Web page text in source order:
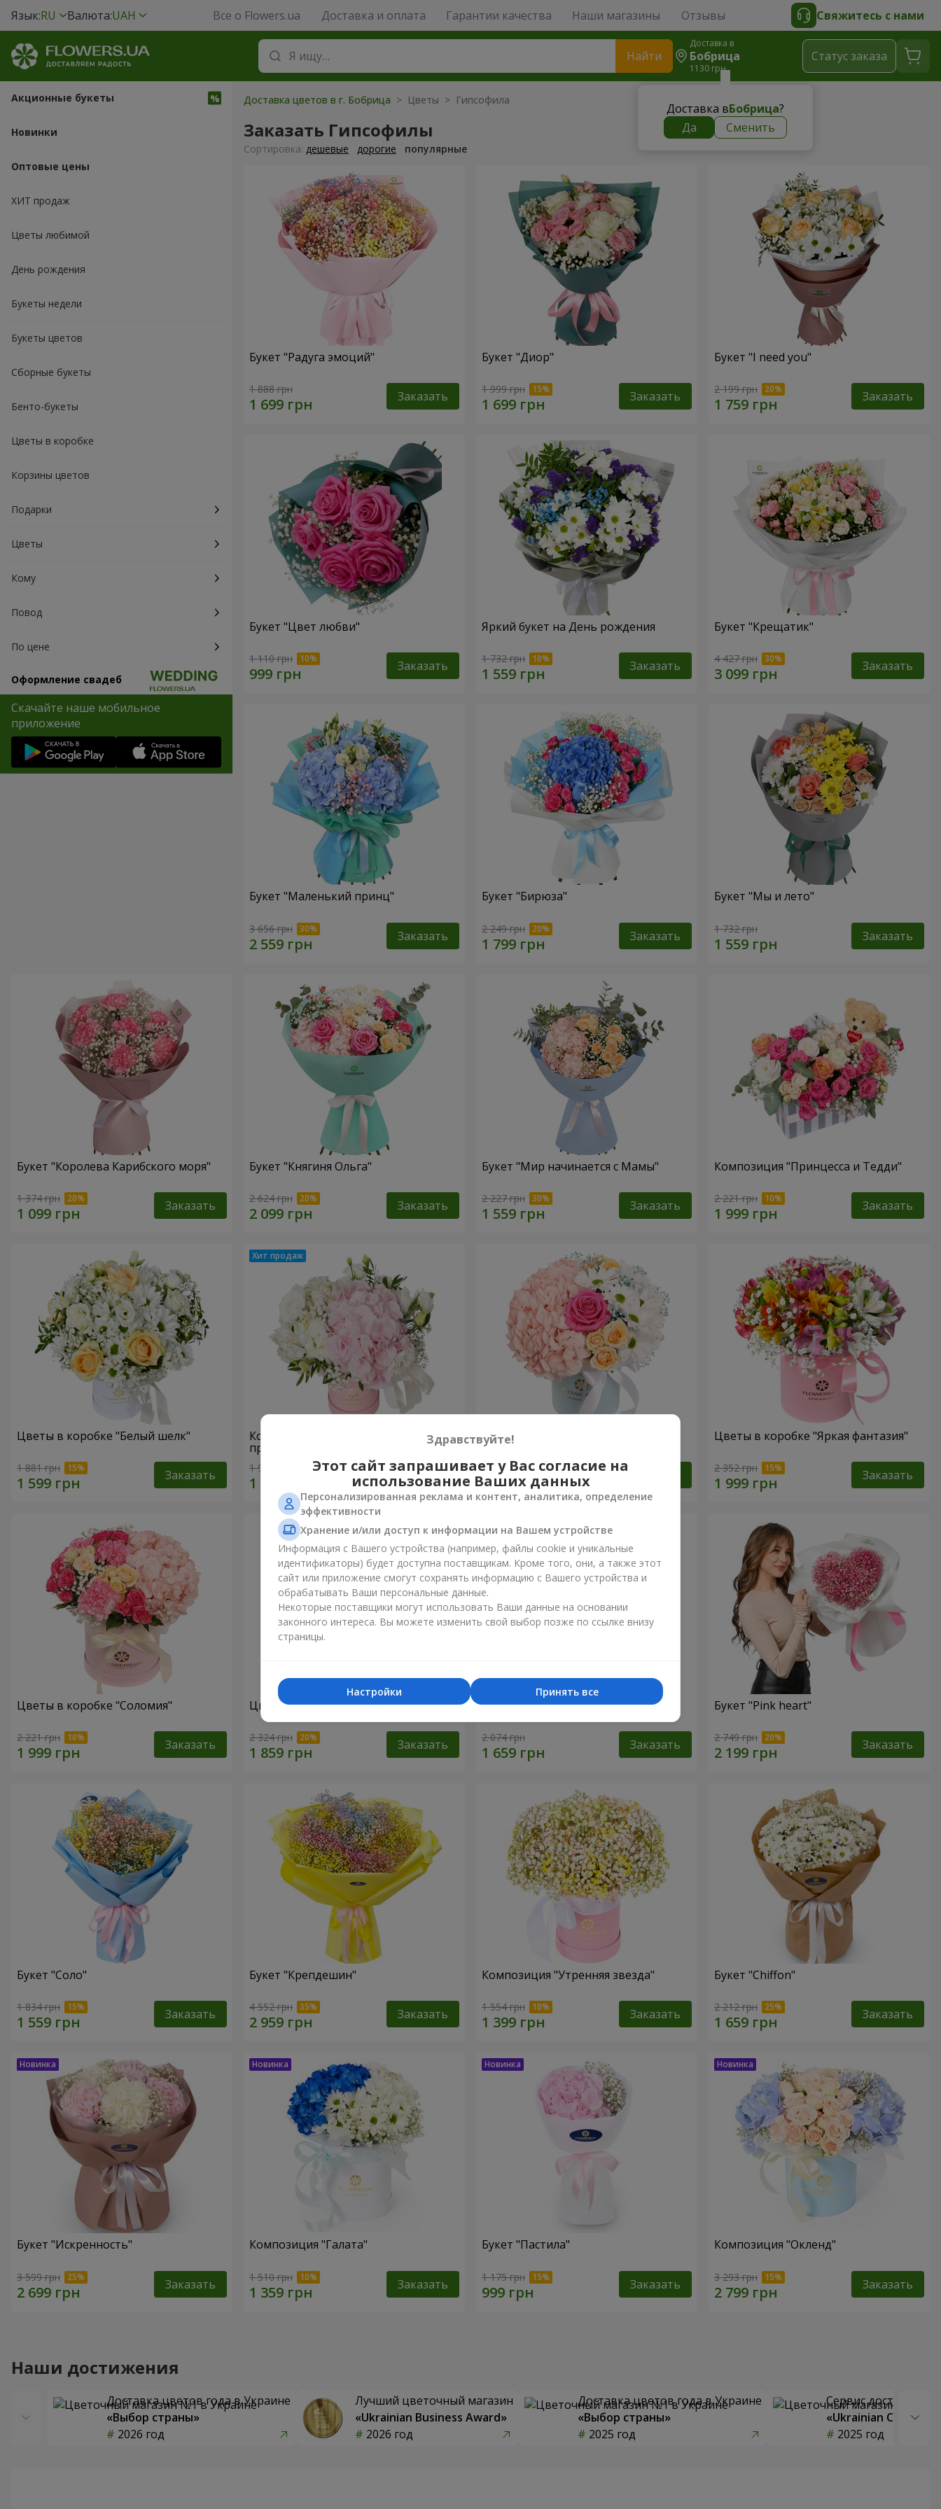
Язык:RU Валюта:UAH Все о Flowers.ua Доставка и оплата Гарантии качества Наши магазины Отзывы Свяжитесь с нами
Найти
Доставка в
Бобрица
1130 грн
Доставка вБобрица?
Да
Сменить
Cтатус заказа
Акционные букеты
Новинки
Оптовые цены
ХИТ продаж
Цветы любимой
День рождения
Букеты недели
Букеты цветов
Сборные букеты
Бенто-букеты
Цветы в коробке
Корзины цветов
Подарки
Цветы
Кому
Повод
По цене
Оформление свадеб
Скачайте наше мобильное
приложение
Доставка цветов в г. Бобрица > Цветы > Гипсофила
Заказать Гипсофилы
Cортировка: дешевые дорогие популярные
Букет "Радуга эмоций"
1 888 грн Заказать
Букет "Диор"
1 999 грн Заказать
Букет "I need you"
2 199 грн Заказать
Букет "Цвет любви"
1 110 грн Заказать
Яркий букет на День рождения
1 732 грн Заказать
Букет "Крещатик"
4 427 грн Заказать
Букет "Маленький принц"
3 656 грн Заказать
Букет "Бирюза"
2 249 грн Заказать
Букет "Мы и лето"
1 732 грн Заказать
Букет "Королева Карибского моря"
1 374 грн Заказать
Букет "Княгиня Ольга"
2 624 грн Заказать
Букет "Мир начинается с Мамы"
2 227 грн Заказать
Композиция "Принцесса и Тедди"
2 221 грн Заказать
Цветы в коробке "Белый шелк"
1 881 грн Заказать
Композиция "Нежное
прикосновение"
1 954 грн Заказать
Цветы в коробке "Счастья не
избежать"
1 716 грн
Цветы в коробке "Яркая фантазия"
2 352 грн Заказать
Цветы в коробке "Соломия"
2 221 грн Заказать
Цветы в коробке "Помпадур"
2 324 грн Заказать
Корзина "Ангелочек"
2 074 грн Заказать
Букет "Pink heart"
2 749 грн Заказать
Букет "Соло"
1 834 грн Заказать
Букет "Крепдешин"
4 552 грн Заказать
Композиция "Утренняя звезда"
1 554 грн Заказать
Букет "Chiffon"
2 212 грн Заказать
Букет "Искренность"
3 599 грн Заказать
Композиция "Галата"
1 510 грн Заказать
Букет "Пастила"
1 175 грн Заказать
Композиция "Окленд"
3 293 грн Заказать
Наши достижения
Доставка цветов года в Украине
«Выбор страны»
2026 год
Лучший цветочный магазин
«Ukrainian Business Award»
2026 год
Доставка цветов года в Украине
«Выбор страны»
2025 год
Сервис доставки
«Ukrainian Choice»
2025 год
Здравствуйте!
Этот сайт запрашивает у Вас согласие на
использование Ваших данных
Персонализированная реклама и контент, аналитика, определение
эффективности
Хранение и/или доступ к информации на Вашем устройстве
Информация с Вашего устройства (например, файлы cookie и уникальные
идентификаторы) будет доступна поставщикам. Кроме того, они, а также этот
сайт или приложение смогут сохранять информацию с Вашего устройства и
обрабатывать Ваши персональные данные.
Некоторые поставщики могут использовать Ваши данные на основании
законного интереса. Вы можете изменить свой выбор позже по ссылке внизу
страницы.
Принять все
Настройки